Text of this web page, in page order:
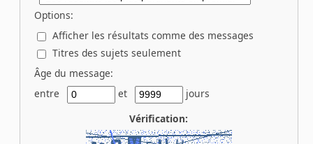
Options:
Afficher les résultats comme des messages
Titres des sujets seulement
Âge du message:
entre
et
jours
Vérification: